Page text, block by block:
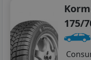
175/